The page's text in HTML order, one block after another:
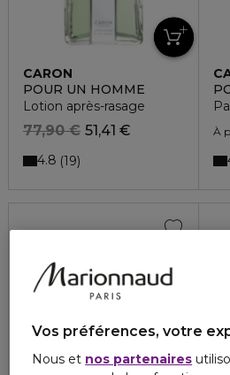
CARON
POUR UN HOMME
Lotion après-rasage
51,41 €
77,90 €
4.8 19
À
Vos préférences, votre
Nous et nos partenaires